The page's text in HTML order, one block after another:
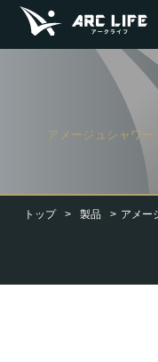
トップ 製品 アメージュシャワ
アメージュシャワ